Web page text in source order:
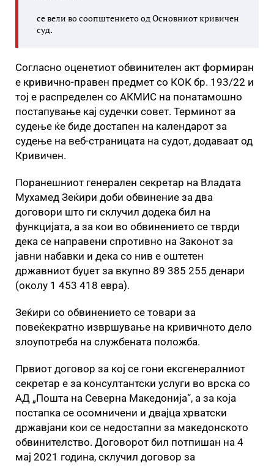
се вели во соопштението од Основниот кривичен
суд.
Согласно оценетиот обвинителен акт формиран
е кривично-правен предмет со КОК бр. 193/22 и
тој е распределен со АКМИС на понатамошно
постапување кај судечки совет. Терминот за
судење ќе биде достапен на календарот за
судење на веб-страницата на судот, додаваат од
Кривичен.
Поранешниот генерален секретар на Владата
Мухамед Зеќири доби обвинение за два
договори што ги склучил додека бил на
функцијата, а за кои во обвинението се тврди
дека се направени спротивно на Законот за
јавни набавки и дека со нив е оштетен
државниот буџет за вкупно 89 385 255 денари
(околу 1 453 418 евра).
Зеќири со обвинението се товари за
повеќекратно извршување на кривичното дело
злоупотреба на службената положба.
Првиот договор за кој се гони ексгенералниот
секретар е за консултантски услуги во врска со
АД „Пошта на Северна Македонија“, а за која
постапка се осомничени и двајца хрватски
државјани кои се недостапни за македонското
обвинителство. Договорот бил потпишан на 4
мај 2021 година, склучил договор за